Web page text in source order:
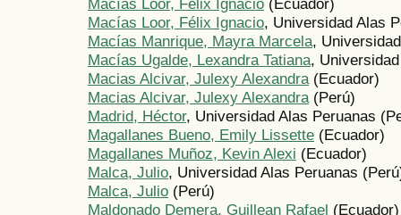
Macías Loor, Félix Ignacio (Ecuador)
Macías Loor, Félix Ignacio, Universidad Alas
Macías Manrique, Mayra Marcela,
Macías Ugalde, Lexandra Tatiana,
Macias Alcivar, Julexy Alexandra(Ecuador)
Macias Alcivar, Julexy Alexandra(Perú)
Madrid, Héctor, Universidad Alas Peruanas
Magallanes Bueno, Emily Lissette (Ecuador)
Magallanes Muñoz, Kevin Alexi (Ecuador)
Malca, Julio, Universidad Alas Peruanas
Malca, Julio (Perú)
Maldonado Demera, Guillean Rafael (Ecuador)